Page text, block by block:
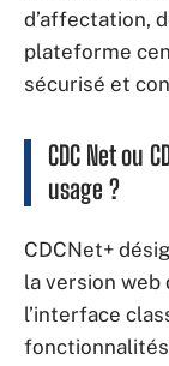
d’affectation,
plateforme
sécurisé et
CDC Net ou
usage ?
CDCNet+
la version web
l’interface
fonctionnalités